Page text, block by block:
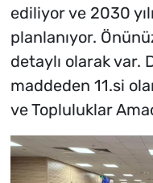
ediliyor ve 2030
planlanıyor.
detaylı olarak var.
maddeden 11.si
ve Topluluklar